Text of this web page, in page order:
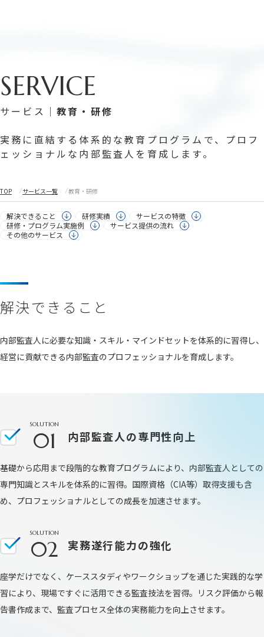
企業インタビュー メディア一覧
デジタル・ガバナンス
インターナル・オーディット（内部監査）
レギュラトリ―・アドバイザリー
リスク・コンプライアンス デジタルソリューション
プロフェッショナル人材サービス
プライバシーポリシー
採用情報
TOP サービス一覧 教育・研修
SERVICE
サービス｜ 教育・研修
実務に直結する体系的な教育プログラムで、プロフ
ェッショナルな内部監査人を育成します。
解決できること 研修実績
サービスの特徴
研修・プログラム実施例
サービス提供の流れ
その他のサービス
解決できること
内部監査人に必要な知識・スキル・マインドセットを体系的に習得し、
経営に貢献できる内部監査のプロフェッショナルを育成します。
SOLUTION
01 内部監査人の専門性向上
基礎から応用まで段階的な教育プログラムにより、内部監査人としての
専門知識とスキルを体系的に習得。国際資格（CIA等）取得支援も含
め、プロフェッショナルとしての成長を加速させます。
SOLUTION
02 実務遂行能力の強化
座学だけでなく、ケーススタディやワークショップを通じた実践的な学
習により、現場ですぐに活用できる監査技法を習得。リスク評価から報
告書作成まで、監査プロセス全体の実務能力を向上させます。